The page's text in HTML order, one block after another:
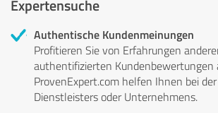
Expertensuche
Authentische Kundenmeinungen
Profitieren Sie von Erfahrungen
authentifizierten Kundenbewertungen
ProvenExpert.com helfen Ihnen bei
Dienstleisters oder Unternehmens.